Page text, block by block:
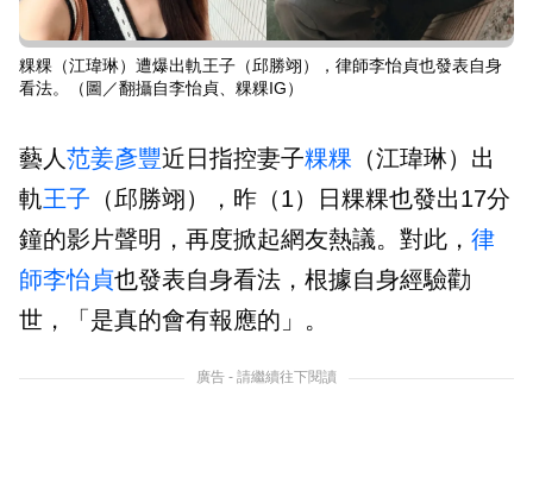
粿粿（江瑋琳）遭爆出軌王子（邱勝翊），律師李怡貞也發表自身
看法。（圖／翻攝自李怡貞、粿粿IG）
藝人范姜彥豐近日指控妻子粿粿 （江瑋琳）出
軌王子 （邱勝翊），昨（1）日粿粿也發出17分
鐘的影片聲明，再度掀起網友熱議。對此， 律
師李怡貞也發表自身看法，根據自身經驗勸
世，「是真的會有報應的」。
廣告 - 請繼續往下閱讀